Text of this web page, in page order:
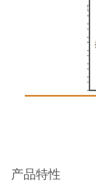
产品特性